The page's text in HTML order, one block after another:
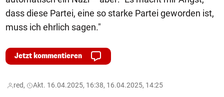
dass diese Partei, eine so starke Partei geworden ist,
muss ich ehrlich sagen."
Jetzt kommentieren
red, Akt. 16.04.2025, 16:38, 16.04.2025, 14:25